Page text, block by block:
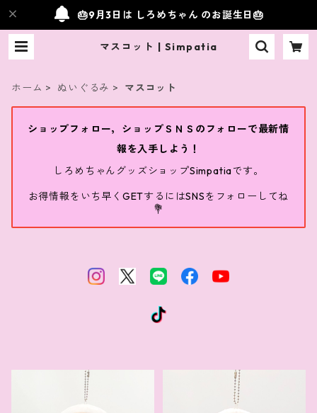
🎂9月3日は しろめちゃん のお誕生日🎂
マスコット | Simpatia
ホーム ぬいぐるみ マスコット
ショップフォロー，ショップＳＮＳのフォローで最新情
報を入手しよう！
しろめちゃんグッズショップSimpatiaです。
お得情報をいち早くGETするにはSNSをフォローしてね
💐